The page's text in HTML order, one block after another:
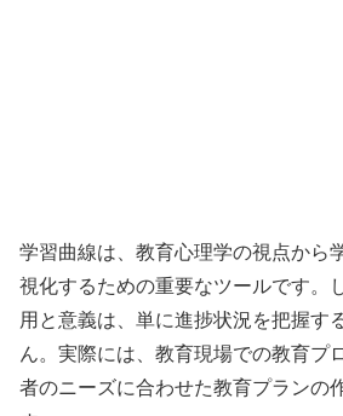
学習曲線は、教育心理学の視点から
視化するための重要なツールです。
用と意義は、単に進捗状況を把握す
ん。実際には、教育現場での教育プ
者のニーズに合わせた教育プランの